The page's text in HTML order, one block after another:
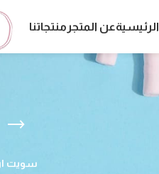
الرئيسيةعن المتجر منتجاتنا
سويت